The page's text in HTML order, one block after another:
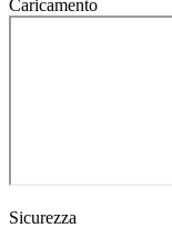
Caricamento
Sicurezza